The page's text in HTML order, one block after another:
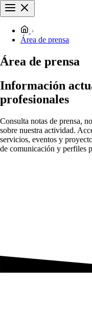
Área de prensa
Área de prensa
Información
profesionales
Consulta notas de prensa,
sobre nuestra actividad.
servicios, eventos y
de comunicación y perfiles